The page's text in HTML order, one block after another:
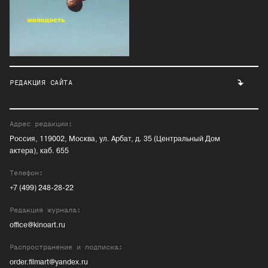
РЕДАКЦИЯ САЙТА
Адрес редакции:
Россия, 119002, Москва, ул. Арбат, д. 35 (Центральный Дом
актера), каб. 655
Телефон:
+7 (499) 248-28-22
Редакция журнала:
office@kinoart.ru
Распространение и подписка:
order.filmart@yandex.ru